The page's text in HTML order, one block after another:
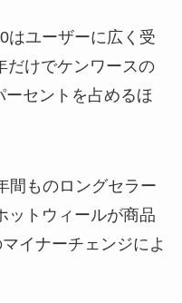
ユーザーに広く受
だけでケンワースの
ーセントを占めるほ
ものロングセラー
ットウィールが商品
イナーチェンジによ